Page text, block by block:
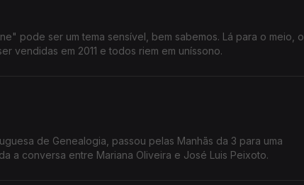
pode ser um tema sensível, bem sabemos. Lá para o meio, o
vendidas em 2011 e todos riem em uníssono.
de Genealogia, passou pelas Manhãs da 3 para uma
a conversa entre Mariana Oliveira e José Luis Peixoto.